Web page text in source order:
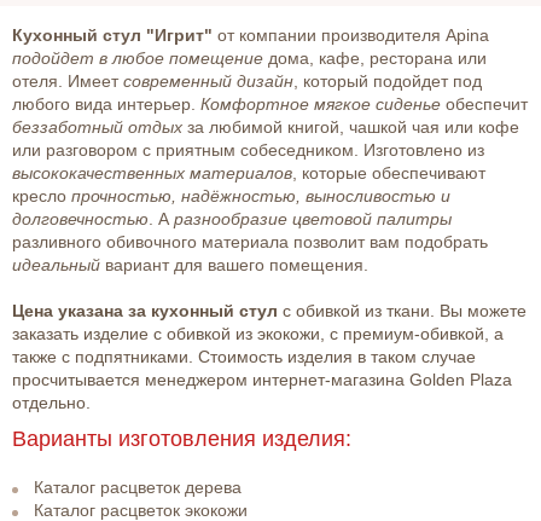
Кухонный стул "Игрит" от компании производителя Apina
подойдет в любое помещение дома, кафе, ресторана или
отеля. Имеетсовременный дизайн , который подойдет под
любого вида интерьер. Комфортное мягкое сиденье обеспечит
беззаботный отдых за любимой книгой, чашкой чая или кофе
или разговором с приятным собеседником. Изготовлено из
высококачественных материалов , которые обеспечивают
кресло прочностью, надёжностью, выносливостью и
долговечностью . А разнообразие цветовой палитры
разливного обивочного материала позволит вам подобрать
идеальный вариант для вашего помещения.
Цена указана за кухонный стул с обивкой из ткани. Вы можете
заказать изделие с обивкой из экокожи, с премиум-обивкой, а
также с подпятниками. Стоимость изделия в таком случае
просчитывается менеджером интернет-магазина Golden Plaza
отдельно.
Варианты изготовления изделия:
Каталог расцветок дерева
Каталог расцветок экокожи